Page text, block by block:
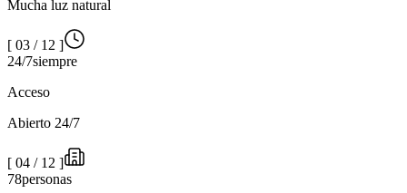
Mucha luz natural
[ 03 / 12 ]
24/7siempre
Acceso
Abierto 24/7
[ 04 / 12 ]
78personas